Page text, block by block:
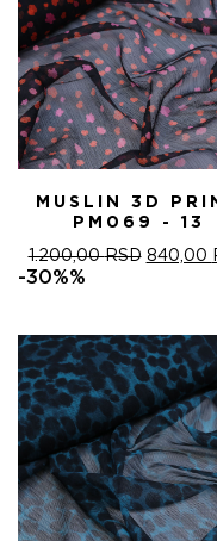
MUSLIN 3D
PM069 - 13
1.200,00RSD
1.200,00
840,00
-30%%